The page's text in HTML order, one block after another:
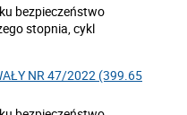
bezpieczeństwo
stopnia, cykl
NR 47/2022 (399.65